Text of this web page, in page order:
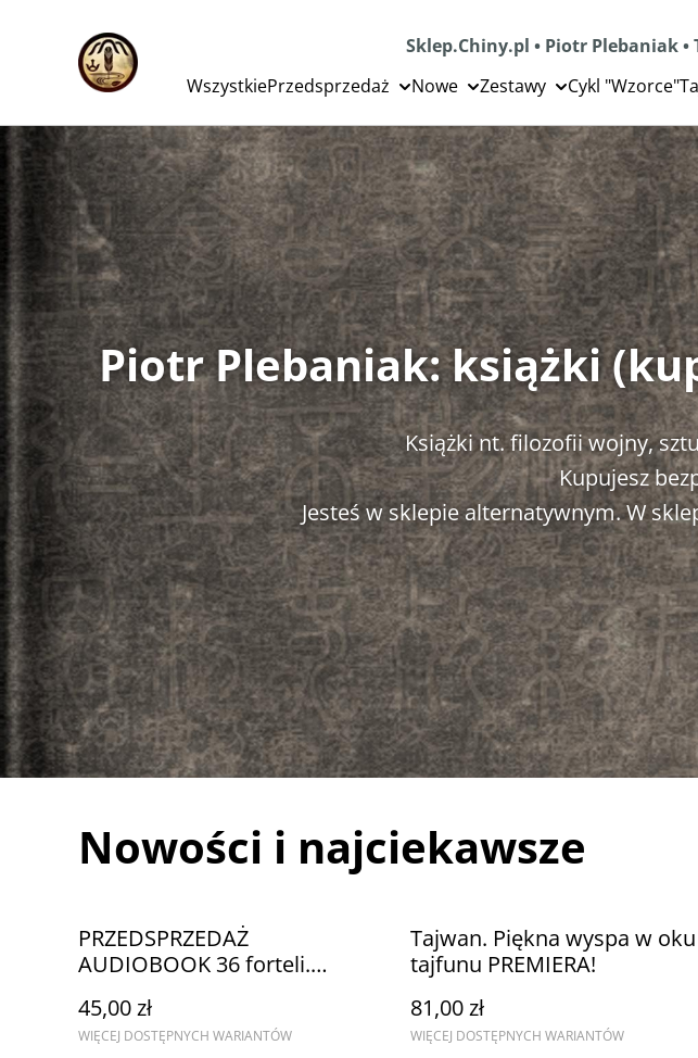
Sklep.Chiny.pl • Piotr Plebaniak
WszystkiePrzedsprzedaż Nowe Zestawy Cykl "Wzorce"
Piotr Plebaniak: książki
Książki nt. filozofii wojny,
Kupujesz
Jesteś w sklepie alternatywnym. W
Nowości i najciekawsze
PRZEDSPRZEDAŻ
AUDIOBOOK 36 forteli.
układania planów i
skutecznego działania
45,00 zł
WIĘCEJ DOSTĘPNYCH WARIANTÓW
Tajwan. Piękna wyspa w oku
tajfunu PREMIERA!
81,00 zł
WIĘCEJ DOSTĘPNYCH WARIANTÓW